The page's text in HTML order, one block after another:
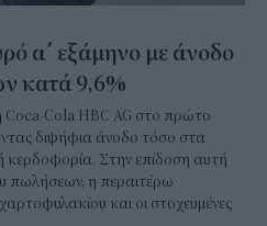
α΄ εξάμηνο με άνοδο
κατά 9,6%
Coca-Cola HBC AG στο πρώτο
διψήφια άνοδο τόσο στα
κερδοφορία. Στην επίδοση αυτή
πωλήσεων, η περαιτέρω
και οι στοχευμένες